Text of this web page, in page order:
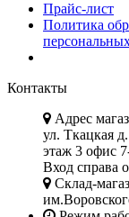
Прайс-лист
Политика
Контакты
Адрес
ул. Ткацкая
этаж 3 офис
Вход справа
Склад-